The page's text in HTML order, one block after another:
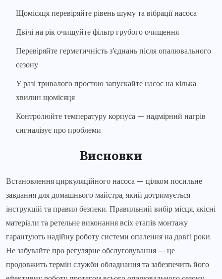
Щомісяця перевіряйте рівень шуму та вібрації насоса
Двічі на рік очищуйте фільтр грубого очищення
Перевіряйте герметичність з’єднань після опалювального
сезону
У разі тривалого простою запускайте насос на кілька
хвилин щомісяця
Контролюйте температуру корпуса — надмірний нагрів
сигналізує про проблеми
Висновки
Встановлення циркуляційного насоса — цілком посильне
завдання для домашнього майстра, який дотримується
інструкцій та правил безпеки. Правильний вибір місця, якісні
матеріали та ретельне виконання всіх етапів монтажу
гарантують надійну роботу системи опалення на довгі роки.
Не забувайте про регулярне обслуговування — це
продовжить термін служби обладнання та забезпечить його